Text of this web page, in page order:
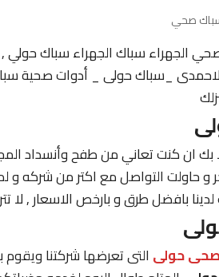
صحي
الجهراء سباك الجهراء سباك
_سباك حولى _ أدوات صحية
بك ان كنت تعاني من طفح وأنسداد
حاولت التواصل مع اكتر من شركه و
بافضل طرق و بارخص الاسعار , لا
حولى التى تعرضها شركتنا ويقوم